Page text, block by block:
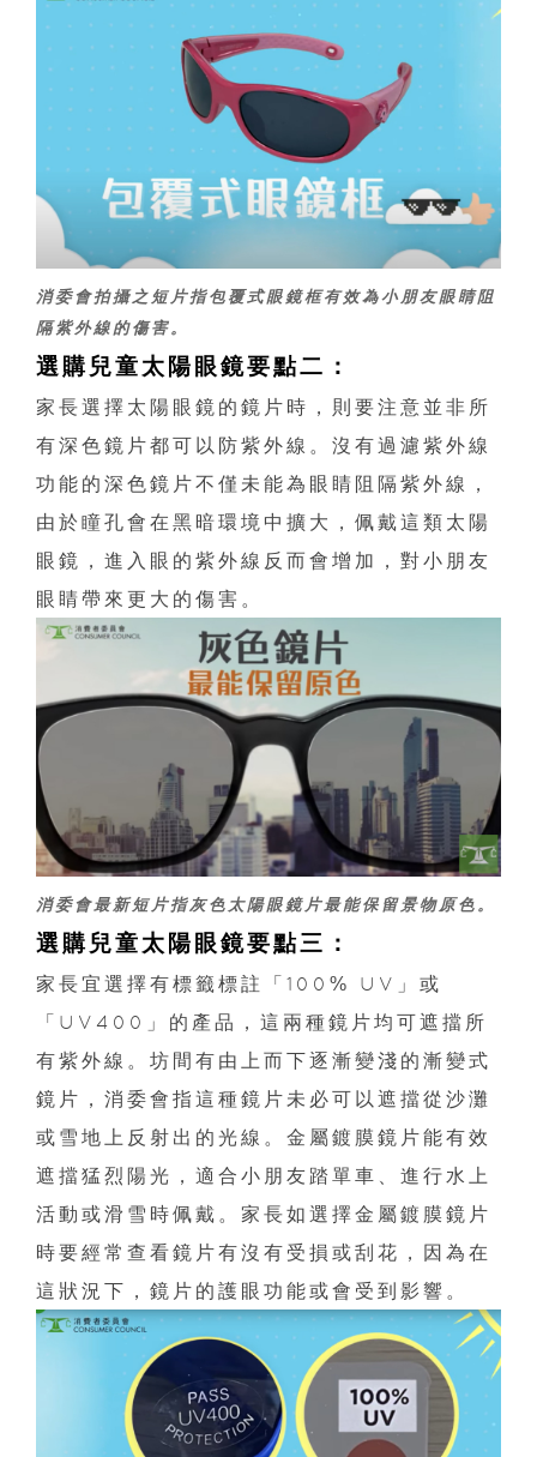
消委會拍攝之短片指包覆式眼鏡框有效為小朋友眼睛阻
隔紫外線的傷害。
選購兒童太陽眼鏡要點二：
家長選擇太陽眼鏡的鏡片時，則要注意並非所
有深色鏡片都可以防紫外線。沒有過濾紫外線
功能的深色鏡片不僅未能為眼睛阻隔紫外線，
由於瞳孔會在黑暗環境中擴大，佩戴這類太陽
眼鏡，進入眼的紫外線反而會增加，對小朋友
眼睛帶來更大的傷害。
消委會最新短片指灰色太陽眼鏡片最能保留景物原色。
選購兒童太陽眼鏡要點三：
家長宜選擇有標籤標註「100% UV」或
「UV400」的產品，這兩種鏡片均可遮擋所
有紫外線。坊間有由上而下逐漸變淺的漸變式
鏡片，消委會指這種鏡片未必可以遮擋從沙灘
或雪地上反射出的光線。金屬鍍膜鏡片能有效
遮擋猛烈陽光，適合小朋友踏單車、進行水上
活動或滑雪時佩戴。家長如選擇金屬鍍膜鏡片
時要經常查看鏡片有沒有受損或刮花，因為在
這狀況下，鏡片的護眼功能或會受到影響。